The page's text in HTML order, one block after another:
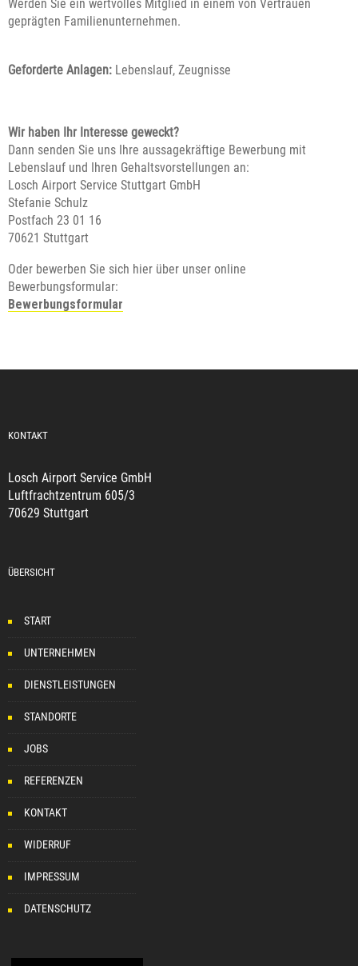
Werden Sie ein wertvolles Mitglied in einem von Vertrauen
geprägten Familienunternehmen.
Geforderte Anlagen: Lebenslauf, Zeugnisse
Wir haben Ihr Interesse geweckt?
Dann senden Sie uns Ihre aussagekräftige Bewerbung mit
Lebenslauf und Ihren Gehaltsvorstellungen an:
Losch Airport Service Stuttgart GmbH
Stefanie Schulz
Postfach 23 01 16
70621 Stuttgart
Oder bewerben Sie sich hier über unser online
Bewerbungsformular:
Bewerbungsformular
KONTAKT
Losch Airport Service GmbH
Luftfrachtzentrum 605/3
70629 Stuttgart
ÜBERSICHT
START
UNTERNEHMEN
DIENSTLEISTUNGEN
STANDORTE
JOBS
REFERENZEN
KONTAKT
WIDERRUF
IMPRESSUM
DATENSCHUTZ